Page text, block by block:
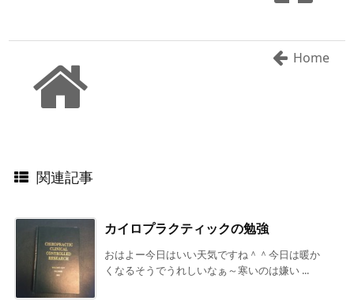
Home
関連記事
カイロプラクティックの勉強
おはよー今日はいい天気ですね＾＾今日は暖か
くなるそうでうれしいなぁ～寒いのは嫌い ...